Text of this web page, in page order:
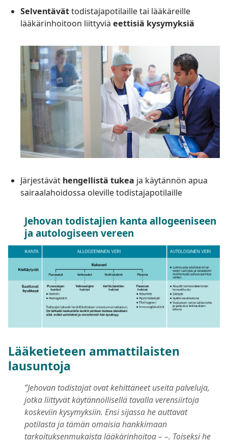
Selventävättodistajapotilaille tai lääkäreille
lääkärinhoitoon liittyviä eettisiä kysymyksiä
Järjestävät hengellistä tukea ja käytännön apua
sairaalahoidossa oleville todistajapotilaille
Jehovan todistajien kanta allogeeniseen
ja autologiseen vereen
Lääketieteen ammattilaisten
lausuntoja
”Jehovan todistajat ovat kehittäneet useita palveluja,
jotka liittyvät käytännöllisellä tavalla verensiirtoja
koskeviin kysymyksiin. Ensi sijassa he auttavat
potilasta ja tämän omaisia hankkimaan
tarkoituksenmukaista lääkärinhoitoa – –. Toiseksi he